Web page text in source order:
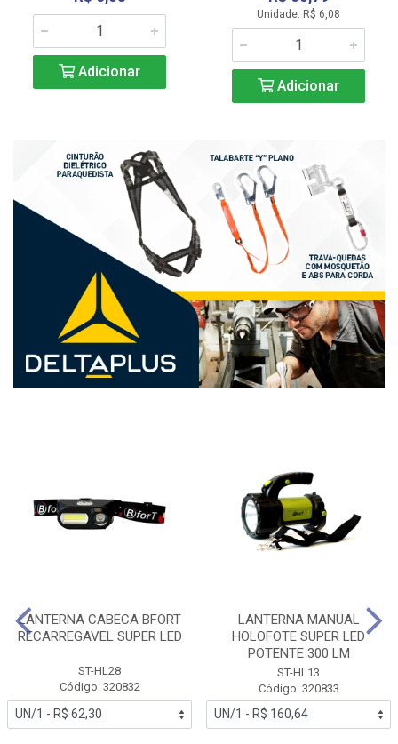
Adicionar
Unidade: R$ 6,08
Adicionar
LANTERNA CABECA BFORT
RECARREGAVEL SUPER LED
ST-HL28
Código: 320832
LANTERNA MANUAL
HOLOFOTE SUPER LED
POTENTE 300 LM
ST-HL13
Código: 320833